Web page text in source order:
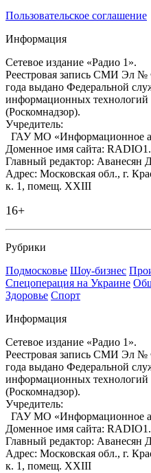
Пользовательское соглашение
Информация
Сетевое издание «Радио 1».
Реестровая запись СМИ Эл №
года выдано Федеральной
информационных
(Роскомнадзор).
Учредитель:
ГАУ МО «Информационное
Доменное имя сайта:
Главный редактор: Аванесян
Адрес: Московская обл., г.
к. 1, помещ. XXIII
16+
Рубрики
Подмосковье Шоу-бизнес
Спецоперация на Украине
Здоровье Спорт
Информация
Сетевое издание «Радио 1».
Реестровая запись СМИ Эл №
года выдано Федеральной
информационных
(Роскомнадзор).
Учредитель:
ГАУ МО «Информационное
Доменное имя сайта:
Главный редактор: Аванесян
Адрес: Московская обл., г.
к. 1, помещ. XXIII